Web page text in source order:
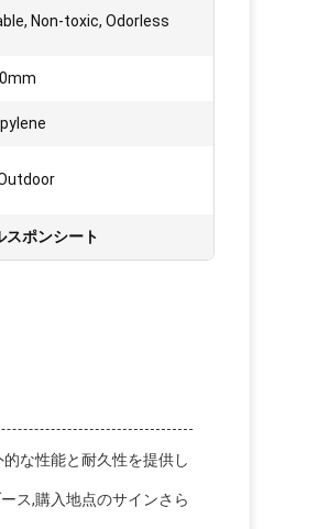
Non-toxic, Odorless
スポンシート
な性能と耐久性を提供し
ス,購入地点のサインさら